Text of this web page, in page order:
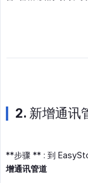
2. 新增通讯
**步骤 ** : 到
增通讯管道